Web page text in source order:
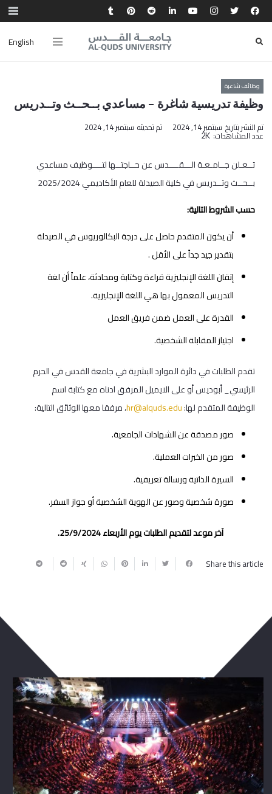
English
وظائف شاعرة
وظيفة تدريسية شاغرة – مساعدي بــحــث وتــدريس
تم النشر بتاريخ سبتمبر 14, 2024 تم تحديثه سبتمبر 14, 2024
عدد المشاهدات: 2K
تــعـلن جــامـعـة الـــقــــدس عن حــاجتــها لتــــوظيف مساعدي
بــحــث وتــدريس في كلية الصيدلة للعام الأكاديمي 2025/2024
حسب الشروط التالية:
أن يكون المتقدم حاصل على درجة البكالوريوس في الصيدلة
بتقدير جيد جداً على الأقل .
إتقان اللغة الإنجليزية قراءة وكتابة ومحادثة، علماً أن لغة
التدريس المعمول بها هي اللغة الإنجليزية.
القدرة على العمل ضمن فريق العمل
اجتياز المقابلة الشخصية.
تقدم الطلبات في دائرة الموارد البشرية في جامعة القدس في الحرم
الرئيسي_ أبوديس أو على الايميل المرفق ادناه مع كتابة اسم
الوظيفة المتقدم لها:hr@alquds.edu، مرفقا معها الوثائق التالية:
صور مصدقة عن الشهادات الجامعية.
صور من الخبرات العملية.
السيرة الذاتية ورسالة تعريفية.
صورة شخصية وصور عن الهوية الشخصية أو جواز السفر.
آخر موعد لتقديم الطلبات يوم الأربعاء 25/9/2024.
Share this article